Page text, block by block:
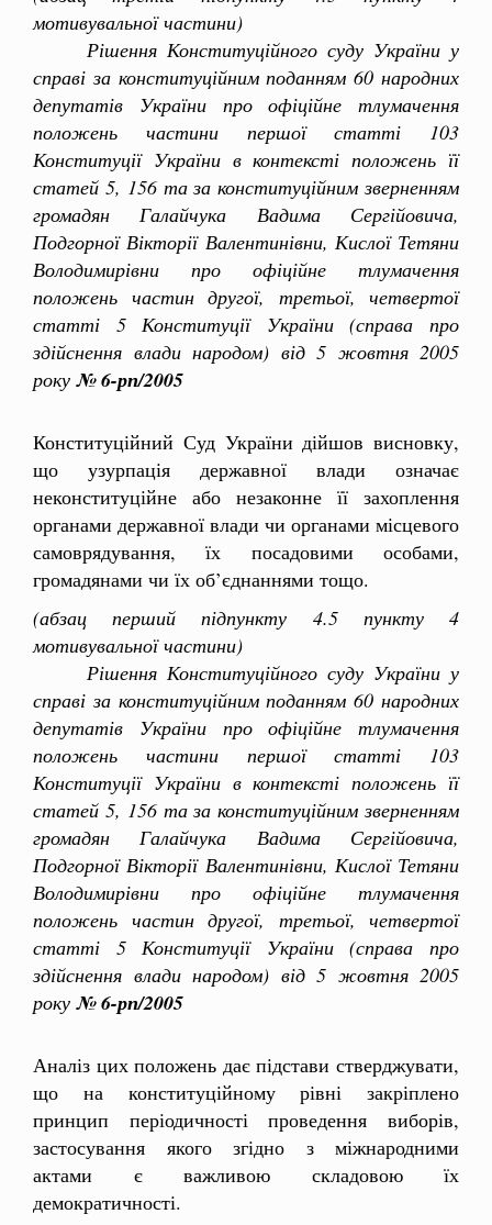
мотивувальної частини)
Рішення Конституційного суду України у
справі за конституційним поданням 60 народних
депутатів України про офіційне тлумачення
положень частини першої статті 103
Конституції України в контексті положень її
статей 5, 156 та за конституційним зверненням
громадян Галайчука Вадима Сергійовича,
Подгорної Вікторії Валентинівни, Кислої Тетяни
Володимирівни про офіційне тлумачення
положень частин другої, третьої, четвертої
статті 5 Конституції України (справа про
здійснення влади народом) від 5 жовтня 2005
року № 6-рп/2005
Конституційний Суд України дійшов висновку,
що узурпація державної влади означає
неконституційне або незаконне її захоплення
органами державної влади чи органами місцевого
самоврядування, їх посадовими особами,
громадянами чи їх об’єднаннями тощо.
(абзац перший підпункту 4.5 пункту 4
мотивувальної частини)
Рішення Конституційного суду України у
справі за конституційним поданням 60 народних
депутатів України про офіційне тлумачення
положень частини першої статті 103
Конституції України в контексті положень її
статей 5, 156 та за конституційним зверненням
громадян Галайчука Вадима Сергійовича,
Подгорної Вікторії Валентинівни, Кислої Тетяни
Володимирівни про офіційне тлумачення
положень частин другої, третьої, четвертої
статті 5 Конституції України (справа про
здійснення влади народом) від 5 жовтня 2005
року № 6-рп/2005
Аналіз цих положень дає підстави стверджувати,
що на конституційному рівні закріплено
принцип періодичності проведення виборів,
застосування якого згідно з міжнародними
актами є важливою складовою їх
демократичності.